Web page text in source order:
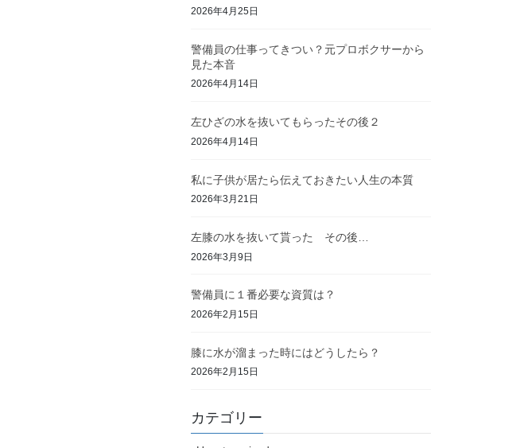
2026年4月25日
警備員の仕事ってきつい？元プロボクサーから
見た本音
2026年4月14日
左ひざの水を抜いてもらったその後２
2026年4月14日
私に子供が居たら伝えておきたい人生の本質
2026年3月21日
左膝の水を抜いて貰った その後…
2026年3月9日
警備員に１番必要な資質は？
2026年2月15日
膝に水が溜まった時にはどうしたら？
2026年2月15日
カテゴリー